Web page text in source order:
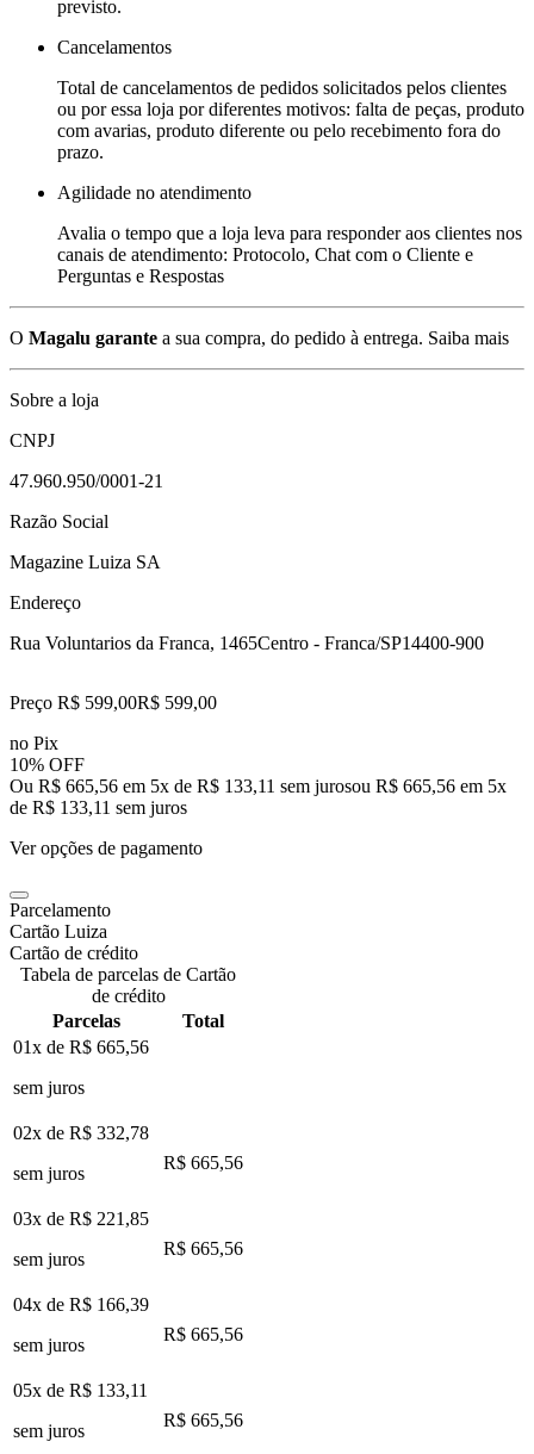
previsto.
Cancelamentos
Total de cancelamentos de pedidos solicitados pelos clientes
ou por essa loja por diferentes motivos: falta de peças, produto
com avarias, produto diferente ou pelo recebimento fora do
prazo.
Agilidade no atendimento
Avalia o tempo que a loja leva para responder aos clientes nos
canais de atendimento: Protocolo, Chat com o Cliente e
Perguntas e Respostas
O Magalu garante a sua compra, do pedido à entrega. Saiba mais
Sobre a loja
CNPJ
47.960.950/0001-21
Razão Social
Magazine Luiza SA
Endereço
Rua Voluntarios da Franca, 1465Centro - Franca/SP14400-900
Preço R$ 599,00R$ 599,00
no Pix
10% OFF
Ou R$ 665,56 em 5x de R$ 133,11 sem jurosou R$ 665,56 em 5x
de R$ 133,11 sem juros
Ver opções de pagamento
Parcelamento
Cartão Luiza
Cartão de crédito
Tabela de parcelas de Cartão
de crédito
Parcelas
Total
01x de R$ 665,56
sem juros
02x de R$ 332,78
sem juros
R$ 665,56
03x de R$ 221,85
sem juros
R$ 665,56
04x de R$ 166,39
sem juros
R$ 665,56
05x de R$ 133,11
sem juros
R$ 665,56